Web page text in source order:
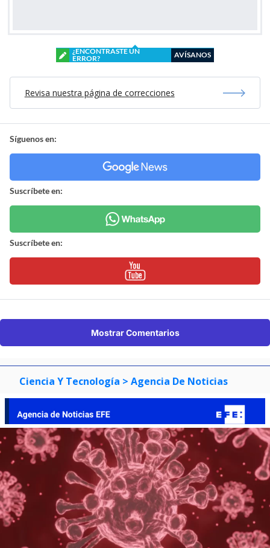
¿ENCONTRASTE UN
ERROR?
AVÍSANOS
Revisa nuestra página de correcciones
Síguenos en:
Suscríbete en:
Suscríbete en:
Mostrar Comentarios
Ciencia Y Tecnología > Agencia De Noticias